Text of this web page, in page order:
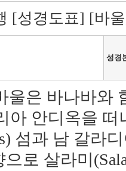
[성경도표] [바
성경
울은 바나바와
아 안디옥을
섬과 남 갈라
로 살라미